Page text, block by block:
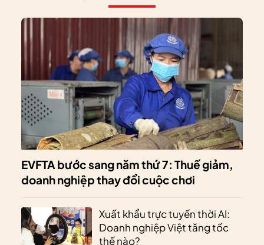
EVFTA bước sang năm thứ 7: Thuế giảm,
doanh nghiệp thay đổi cuộc chơi
Xuất khẩu trực tuyến thời AI:
Doanh nghiệp Việt tăng tốc
thế nào?